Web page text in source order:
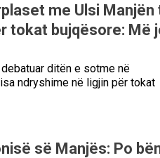
me Ulsi Manjën
tokat bujqësore: Më
ditën e sotme në
ndryshime në ligjin për tokat
së Manjës: Po